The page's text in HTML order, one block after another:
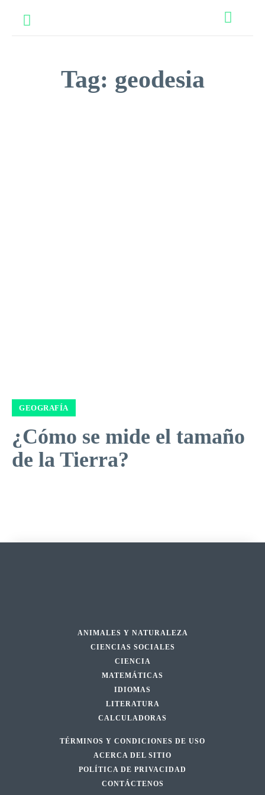
Tag: geodesia
GEOGRAFÍA
¿Cómo se mide el tamaño
de la Tierra?
ANIMALES Y NATURALEZA
CIENCIAS SOCIALES
CIENCIA
MATEMÁTICAS
IDIOMAS
LITERATURA
CALCULADORAS
TÉRMINOS Y CONDICIONES DE USO
ACERCA DEL SITIO
POLÍTICA DE PRIVACIDAD
CONTÁCTENOS